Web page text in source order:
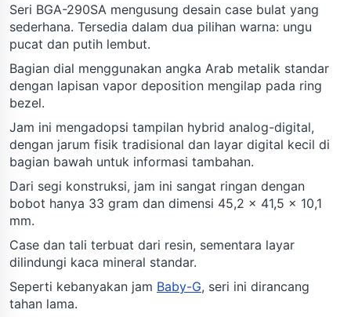
Seri BGA-290SA mengusung desain case bulat yang
sederhana. Tersedia dalam dua pilihan warna: ungu
pucat dan putih lembut.
Bagian dial menggunakan angka Arab metalik standar
dengan lapisan vapor deposition mengilap pada ring
bezel.
Jam ini mengadopsi tampilan hybrid analog-digital,
dengan jarum fisik tradisional dan layar digital kecil di
bagian bawah untuk informasi tambahan.
Dari segi konstruksi, jam ini sangat ringan dengan
bobot hanya 33 gram dan dimensi 45,2 x 41,5 x 10,1
mm.
Case dan tali terbuat dari resin, sementara layar
dilindungi kaca mineral standar.
Seperti kebanyakan jam Baby-G, seri ini dirancang
tahan lama.